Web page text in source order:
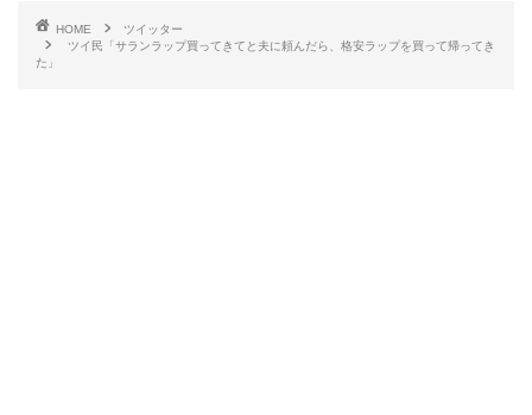
HOME
ツイッター
ツイ民「サランラップ買ってきてと夫に頼んだら、格安ラップを買って帰ってき
た」